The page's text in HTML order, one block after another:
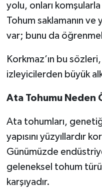
yolu, onları
Tohum saklamanın
var; bunu da
Korkmaz’ın bu
izleyicilerden büyük
Ata Tohumu Neden
Ata tohumları,
yapısını yüzyıllardır
Günümüzde
geleneksel tohum
karşıyadır.